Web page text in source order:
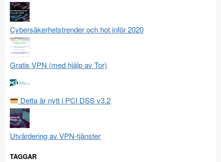
Cybersäkerhetstrender och hot inför 2020
Gratis VPN (med hjälp av Tor)
Detta är nytt i PCI DSS v3.2
Utvärdering av VPN-tjänster
TAGGAR